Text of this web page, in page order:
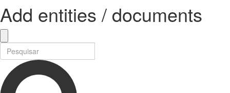
Add entities / documents